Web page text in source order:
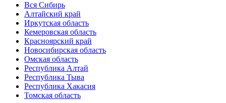
Вся Сибирь
Алтайский край
Иркутская область
Кемеровская область
Красноярский край
Новосибирская область
Омская область
Республика Алтай
Республика Тыва
Республика Хакасия
Томская область